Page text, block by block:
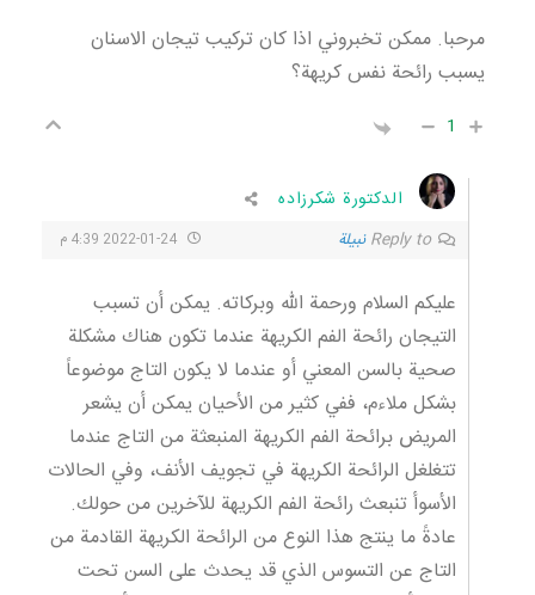
مرحبا. ممكن تخبروني اذا كان تركيب تيجان الاسنان
يسبب رائحة نفس كريهة؟
1
الدكتورة شكرزاده
Reply to نبيلة 2022-01-24 4:39 م
عليكم السلام ورحمة الله وبركاته. يمكن أن تسبب
التيجان رائحة الفم الكريهة عندما تكون هناك مشكلة
صحية بالسن المعني أو عندما لا يكون التاج موضوعاً
بشكل ملاءم، ففي كثير من الأحيان يمكن أن يشعر
المريض برائحة الفم الكريهة المنبعثة من التاج عندما
تتغلغل الرائحة الكريهة في تجويف الأنف، وفي الحالات
الأسوأ تنبعث رائحة الفم الكريهة للآخرين من حولك.
عادةً ما ينتج هذا النوع من الرائحة الكريهة القادمة من
التاج عن التسوس الذي قد يحدث على السن تحت